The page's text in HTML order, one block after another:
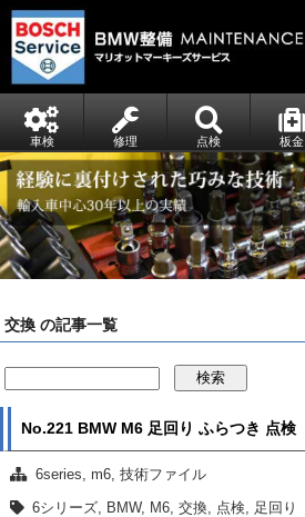
車検 修理 点検 板金
交換 の記事一覧
検索
No.221 BMW M6 足回り ふらつき 点検
6series,m6,技術ファイル
6シリーズ
BMW, M6 ,交換 点検 足回り